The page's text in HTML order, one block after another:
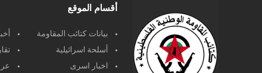
أقسام الموقع
بيانات كتائب المقاومة
أسلحة اسرائيلية
اخبار اسرى